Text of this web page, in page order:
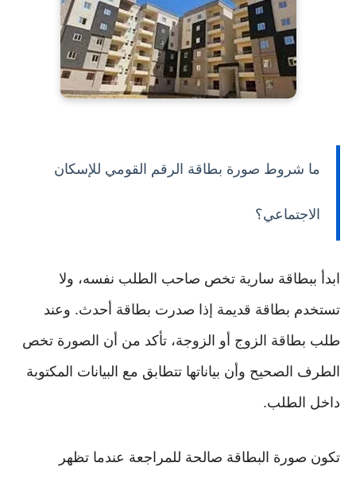
ما شروط صورة بطاقة الرقم القومي للإسكان
الاجتماعي؟
ابدأ ببطاقة سارية تخص صاحب الطلب نفسه، ولا
تستخدم بطاقة قديمة إذا صدرت بطاقة أحدث. وعند
طلب بطاقة الزوج أو الزوجة، تأكد من أن الصورة تخص
الطرف الصحيح وأن بياناتها تتطابق مع البيانات المكتوبة
داخل الطلب.
تكون صورة البطاقة صالحة للمراجعة عندما تظهر